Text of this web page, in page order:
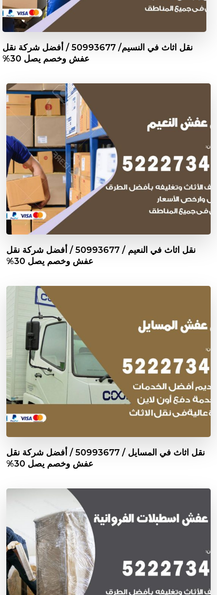
نقل اثاث في النسيم/ 50993677 / أفضل شركة نقل
عفش وخصم يصل 30%
نقل اثاث في النعيم / 50993677 / أفضل شركة نقل
عفش وخصم يصل 30%
نقل اثاث في المسايل / 50993677 / أفضل شركة نقل
عفش وخصم يصل 30%